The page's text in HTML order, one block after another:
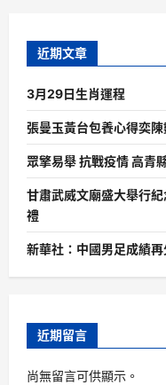
近期文章
3月29日生肖運程
張曼玉黃台包養心得奕
眾擎易舉 抗戰疫情 高青
甘肅武威文廟盛大舉行
禮
新華社：中國男足成績
近期留言
尚無留言可供顯示。